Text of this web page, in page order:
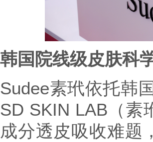
韩国院线级皮肤科
Sudee素玳依托韩
SD SKIN LAB（素
成分透皮吸收难题